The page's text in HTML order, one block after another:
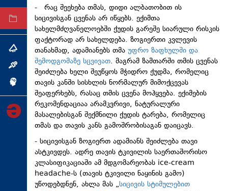
არქივი
თემა
ინტერვიუ
ინქვიზიცია
- რაც შეეხება თმას, დიდი ალბათობით ის
სიცივისგან ცვენას არ იწყებს. ექიმთა
სახელმძღვანელოებში ქუდის გარეშე სიარული რისკის
ფაქტორად არ სახელდება. ზოგიერთი კვლევის
თანახმად, ადამიანებს თმა უფრო ზაფხულში და
შემოდგომაზე სცვივათ. მაგრამ ზამთარში თმის ცვენას
შეიძლება ხელი შეუწყოს მჭიდრო ქუდმა, რომელიც
თავის კანში სისხლის ნორმალურ მიმოქცევას
შეაფერხებს, რასაც თმის ცვენა მოჰყვება. ექიმების
რეკომენდაციაა არამკვრივი, ნატურალური
მასალებისგან შექმნილი ქუდის ტარება, რომელიც
თმას და თავის კანს გამოშრობისაგან დაიცავს.
- სიცივისგან ზოგიერთ ადამიანს შეიძლება თავი
ასტკივდეს. ადრე თავის ტკივილის საერთაშორისო
კლასიფიკაციაში ამ მდგომარეობას ice-cream
headache-ს (თავის ტკივილი ნაყინის გამო)
უწოდებდნენ, ახლა მას „სიცივის სტიმულებით